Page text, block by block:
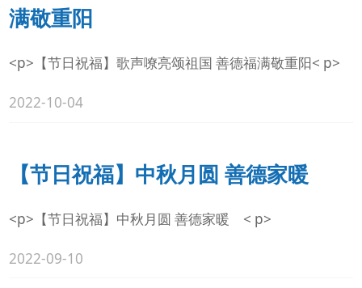
满敬重阳
<p>【节日祝福】歌声嘹亮颂祖国 善德福满敬重阳< p>
2022-10-04
【节日祝福】中秋月圆 善德家暖
<p>【节日祝福】中秋月圆 善德家暖 < p>
2022-09-10